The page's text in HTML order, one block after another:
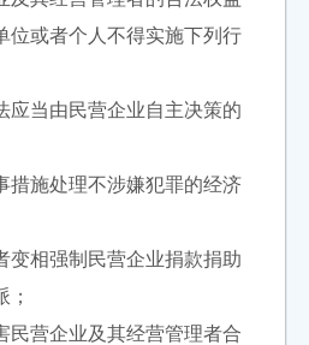
位或者个人不得实施下列行
当由民营企业自主决策的
施处理不涉嫌犯罪的经济
相强制民营企业捐款捐助
营企业及其经营管理者合